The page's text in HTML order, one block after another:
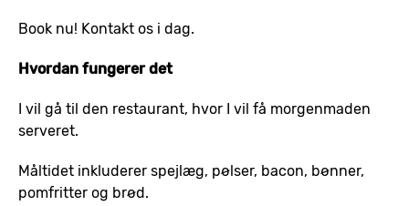
Book nu! Kontakt os i dag.
Hvordan fungerer det
I vil gå til den restaurant, hvor I vil få morgenmaden
serveret.
Måltidet inkluderer spejlæg, pølser, bacon, bønner,
pomfritter og brød.